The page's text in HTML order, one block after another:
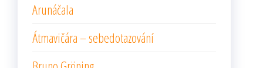
Arunáčala
Átmavičára – sebedotazování